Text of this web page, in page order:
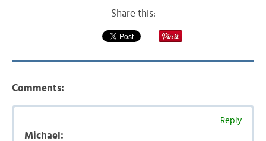
Share this:
Comments:
Reply
Michael: